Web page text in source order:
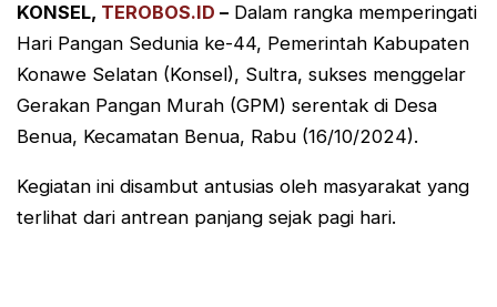
KONSEL, TEROBOS.ID – Dalam rangka memperingati
Hari Pangan Sedunia ke-44, Pemerintah Kabupaten
Konawe Selatan (Konsel), Sultra, sukses menggelar
Gerakan Pangan Murah (GPM) serentak di Desa
Benua, Kecamatan Benua, Rabu (16/10/2024).
Kegiatan ini disambut antusias oleh masyarakat yang
terlihat dari antrean panjang sejak pagi hari.